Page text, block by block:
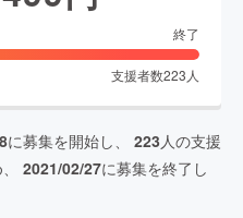
終了
支援者数223 人
に募集を開始し、 223 人の支援
2021/02/27に募集を終了し